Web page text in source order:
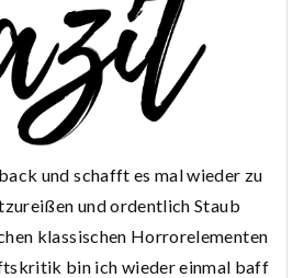
und schafft es mal wieder zu
und ordentlich Staub
klassischen Horrorelementen
bin ich wieder einmal baff